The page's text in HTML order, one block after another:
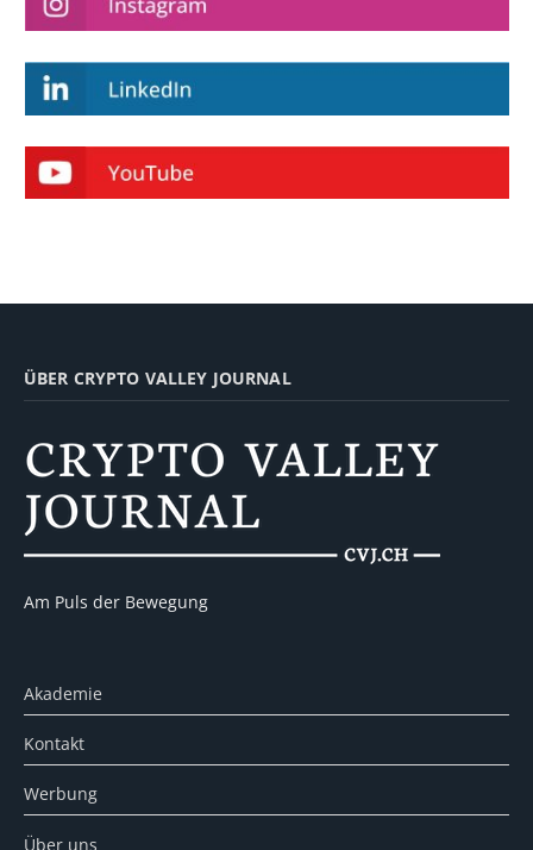
ÜBER CRYPTO VALLEY JOURNAL
Am Puls der Bewegung
Akademie
Kontakt
Werbung
Über uns